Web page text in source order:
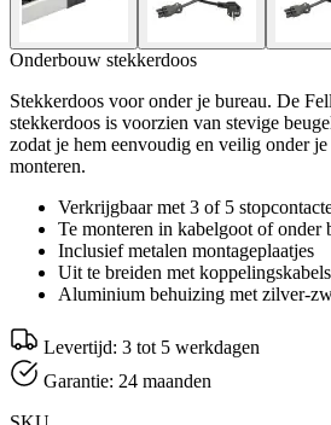
Onderbouw stekkerdoos
Stekkerdoos voor onder je bureau. De
stekkerdoos is voorzien van stevige
zodat je hem eenvoudig en veilig onder
monteren.
Verkrijgbaar met 3 of 5
Te monteren in kabelgoot of onder
Inclusief metalen montageplaatjes
Uit te breiden met
Aluminium behuizing met zilver-
Levertijd: 3 tot 5 werkdagen
Garantie: 24 maanden